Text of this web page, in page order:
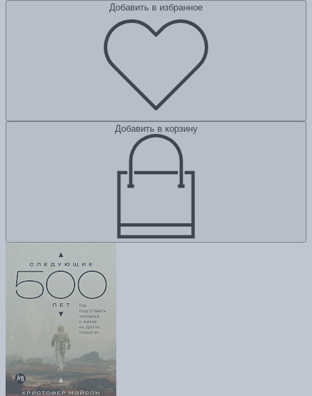
Добавить в избранное
Добавить в корзину